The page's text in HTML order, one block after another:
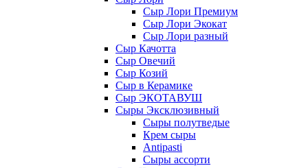
Сыр Лори Премиум
Сыр Лори Экокат
Сыр Лори разный
Сыр Качотта
Сыр Овечий
Сыр Козий
Сыр в Керамике
Сыр ЭКОТАВУШ
Сыры Эксклюзивный
Сыры полутведые
Крем сыры
Antipasti
Сыры ассорти